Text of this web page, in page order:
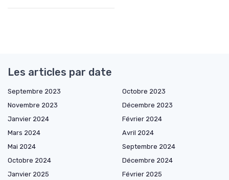
Les articles par date
Septembre 2023
Octobre 2023
Novembre 2023
Décembre 2023
Janvier 2024
Février 2024
Mars 2024
Avril 2024
Mai 2024
Septembre 2024
Octobre 2024
Décembre 2024
Janvier 2025
Février 2025